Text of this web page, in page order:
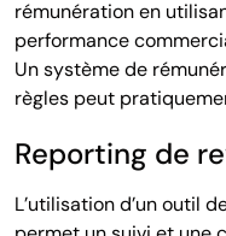
rémunération en
performance
Un système de
règles peut
Reporting de
L’utilisation d’un outil